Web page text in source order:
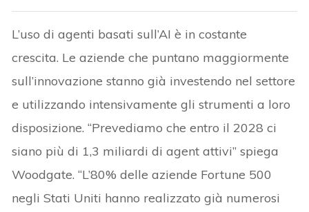
L’uso di agenti basati sull’AI è in costante
crescita. Le aziende che puntano maggiormente
sull’innovazione stanno già investendo nel settore
e utilizzando intensivamente gli strumenti a loro
disposizione. “Prevediamo che entro il 2028 ci
siano più di 1,3 miliardi di agent attivi” spiega
Woodgate. “L’80% delle aziende Fortune 500
negli Stati Uniti hanno realizzato già numerosi